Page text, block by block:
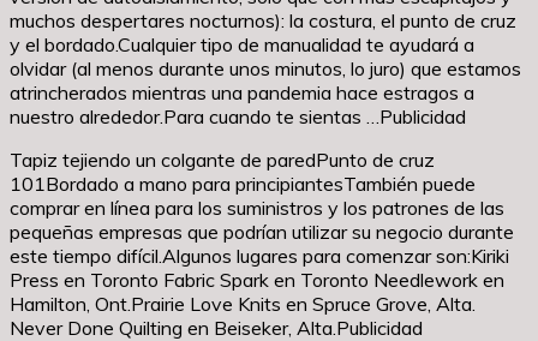
muchos despertares nocturnos): la costura, el punto de cruz
y el bordado.Cualquier tipo de manualidad te ayudará a
olvidar (al menos durante unos minutos, lo juro) que estamos
atrincherados mientras una pandemia hace estragos a
nuestro alrededor.Para cuando te sientas …Publicidad
Tapiz tejiendo un colgante de paredPunto de cruz
101Bordado a mano para principiantesTambién puede
comprar en línea para los suministros y los patrones de las
pequeñas empresas que podrían utilizar su negocio durante
este tiempo difícil.Algunos lugares para comenzar son:Kiriki
Press en Toronto Fabric Spark en Toronto Needlework en
Hamilton, Ont.Prairie Love Knits en Spruce Grove, Alta.
Never Done Quilting en Beiseker, Alta.Publicidad